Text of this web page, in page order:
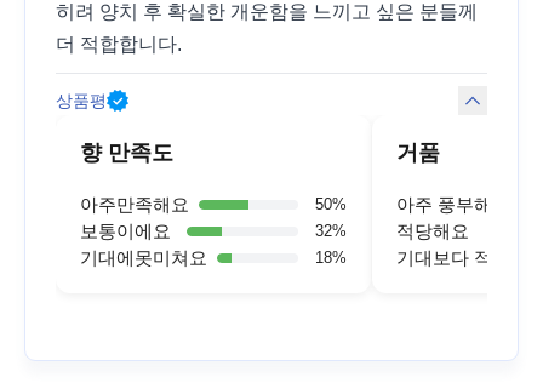
히려 양치 후 확실한 개운함을 느끼고 싶은 분들께
더 적합합니다.
상품평
향 만족도
아주만족해요 50%
보통이에요 32%
기대에못미쳐요 18%
거품
아주 풍부해요
적당해요
기대보다 적어요